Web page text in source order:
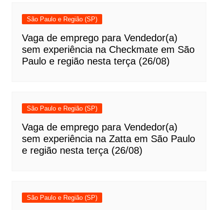
São Paulo e Região (SP)
Vaga de emprego para Vendedor(a)
sem experiência na Checkmate em São
Paulo e região nesta terça (26/08)
São Paulo e Região (SP)
Vaga de emprego para Vendedor(a)
sem experiência na Zatta em São Paulo
e região nesta terça (26/08)
São Paulo e Região (SP)